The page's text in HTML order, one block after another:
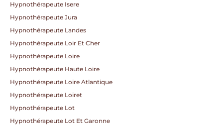
Hypnothérapeute Isere
Hypnothérapeute Jura
Hypnothérapeute Landes
Hypnothérapeute Loir Et Cher
Hypnothérapeute Loire
Hypnothérapeute Haute Loire
Hypnothérapeute Loire Atlantique
Hypnothérapeute Loiret
Hypnothérapeute Lot
Hypnothérapeute Lot Et Garonne